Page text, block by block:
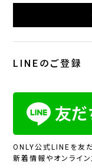
LINEのご登録
ONLY公式LINEを友だ
新着情報やオンライ